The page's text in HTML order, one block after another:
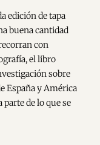
edición de tapa
buena cantidad
con
el libro
sobre
España y América
de lo que se